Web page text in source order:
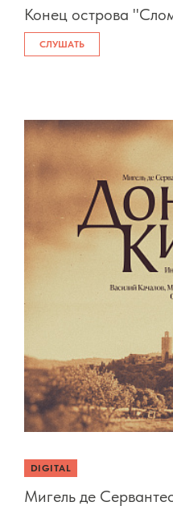
Конец острова
СЛУШАТЬ
DIGITAL
Мигель де